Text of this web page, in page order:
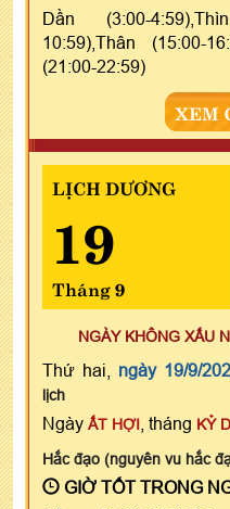
Dần (3:00-
10:59),Thân (15:00-
(21:00-22:59)
XEM
LỊCH DƯƠNG
19
Tháng 9
NGÀY KHÔNG XẤU
Thứ hai, ngày 19/9/
lịch
Ngày ẤT HỢI , tháng KỶ
Hắc đạo (nguyên vu hắc
GIỜ TỐT TRONG